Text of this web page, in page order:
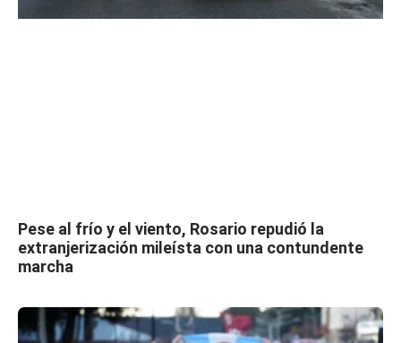
Pese al frío y el viento, Rosario repudió la
extranjerización mileísta con una contundente
marcha